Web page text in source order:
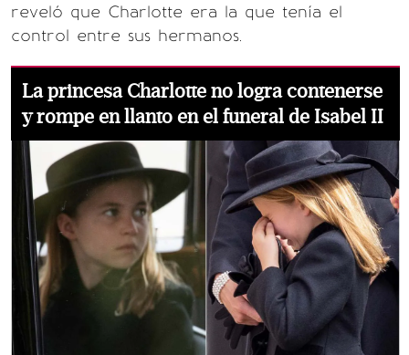
reveló que Charlotte era la que tenía el
control entre sus hermanos.
La princesa Charlotte no logra contenerse
y rompe en llanto en el funeral de Isabel II